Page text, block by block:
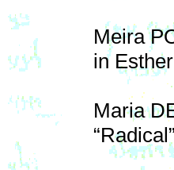
Meira
in
Maria